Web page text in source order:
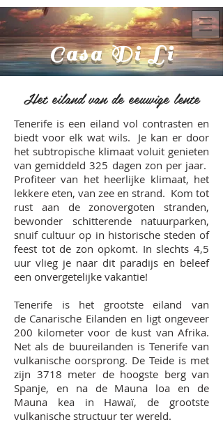
Casa Di Li
Het eiland van de eeuwige lente
Tenerife is een eiland vol contrasten en
biedt voor elk wat wils. Je kan er door
het subtropische klimaat voluit genieten
van gemiddeld 325 dagen zon per jaar.
Profiteer van het heerlijke klimaat, het
lekkere eten, van zee en strand. Kom tot
rust aan de zonovergoten stranden,
bewonder schitterende natuurparken,
snuif cultuur op in historische steden of
feest tot de zon opkomt. In slechts 4,5
uur vlieg je naar dit paradijs en beleef
een onvergetelijke vakantie!
Tenerife is het grootste eiland van
de Canarische Eilanden en ligt ongeveer
200 kilometer voor de kust van Afrika.
Net als de buureilanden is Tenerife van
vulkanische oorsprong. De Teide is met
zijn 3718 meter de hoogste berg van
Spanje, en na de Mauna loa en de
Mauna kea in Hawaï, de grootste
vulkanische structuur ter wereld.